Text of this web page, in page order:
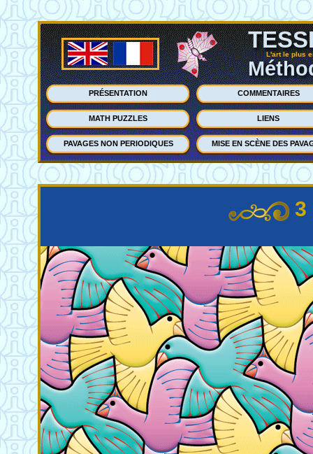
L'art le plus
PRÉSENTATION COMMENTAIRES
MATH PUZZLES LIENS
PAVAGES NON PERIODIQUES MISE EN SCÈNE DES
3